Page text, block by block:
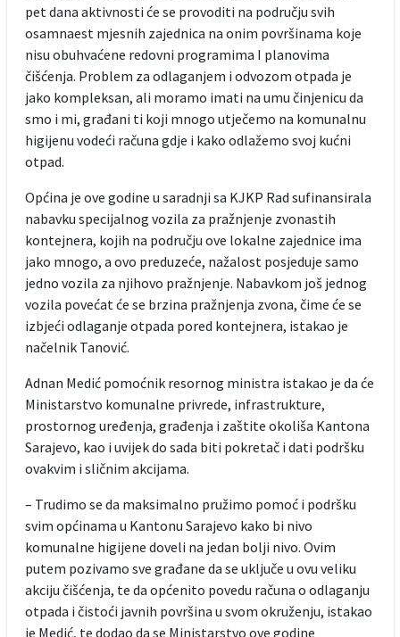
pet dana aktivnosti će se provoditi na području svih
osamnaest mjesnih zajednica na onim površinama koje
nisu obuhvaćene redovni programima I planovima
čišćenja. Problem za odlaganjem i odvozom otpada je
jako kompleksan, ali moramo imati na umu činjenicu da
smo i mi, građani ti koji mnogo utječemo na komunalnu
higijenu vodeći računa gdje i kako odlažemo svoj kućni
otpad.
Općina je ove godine u saradnji sa KJKP Rad sufinansirala
nabavku specijalnog vozila za pražnjenje zvonastih
kontejnera, kojih na području ove lokalne zajednice ima
jako mnogo, a ovo preduzeće, nažalost posjeduje samo
jedno vozila za njihovo pražnjenje. Nabavkom još jednog
vozila povećat će se brzina pražnjenja zvona, čime će se
izbjeći odlaganje otpada pored kontejnera, istakao je
načelnik Tanović.
Adnan Medić pomoćnik resornog ministra istakao je da će
Ministarstvo komunalne privrede, infrastrukture,
prostornog uređenja, građenja i zaštite okoliša Kantona
Sarajevo, kao i uvijek do sada biti pokretač i dati podršku
ovakvim i sličnim akcijama.
– Trudimo se da maksimalno pružimo pomoć i podršku
svim općinama u Kantonu Sarajevo kako bi nivo
komunalne higijene doveli na jedan bolji nivo. Ovim
putem pozivamo sve građane da se uključe u ovu veliku
akciju čišćenja, te da općenito povedu računa o odlaganju
otpada i čistoći javnih površina u svom okruženju, istakao
je Medić, te dodao da se Ministarstvo ove godine